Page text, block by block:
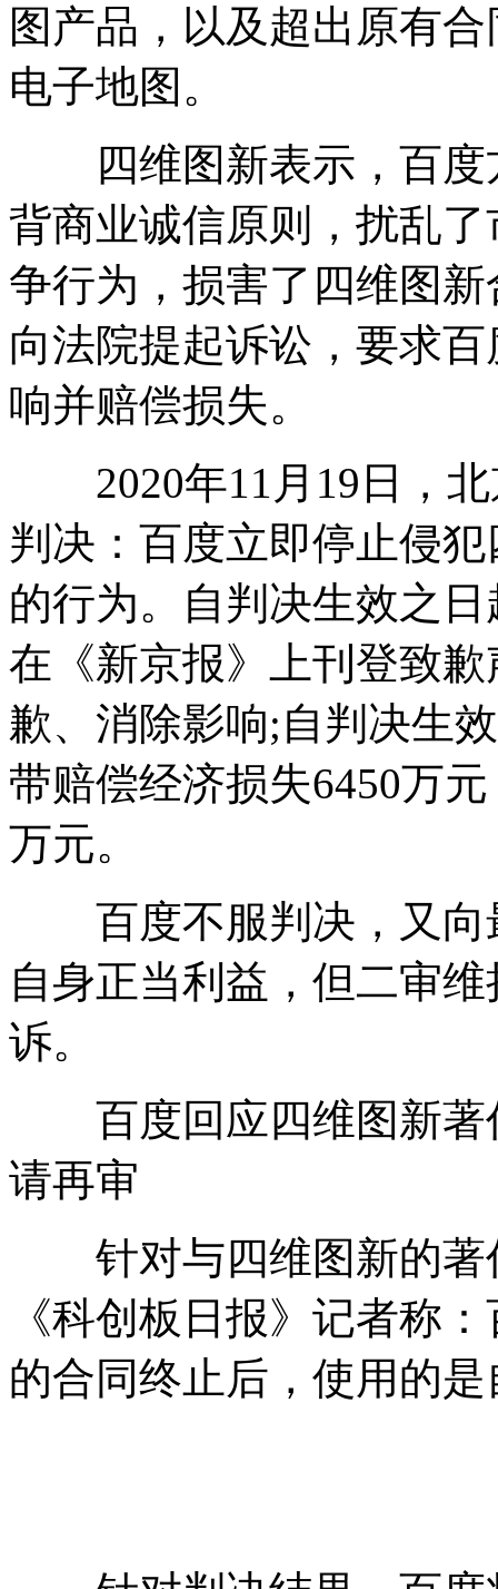
图产品，以及超出原有
电子地图。
四维图新表示，百度
背商业诚信原则，扰乱
争行为，损害了四维图
向法院提起诉讼，要求
响并赔偿损失。
2020年11月19日，北
判决：百度立即停止侵
的行为。自判决生效之
在《新京报》上刊登致
歉、消除影响;自判决生
带赔偿经济损失6450万
万元。
百度不服判决，又向
自身正当利益，但二审
诉。
百度回应四维图新著
请再审
针对与四维图新的著
《科创板日报》记者称
的合同终止后，使用的